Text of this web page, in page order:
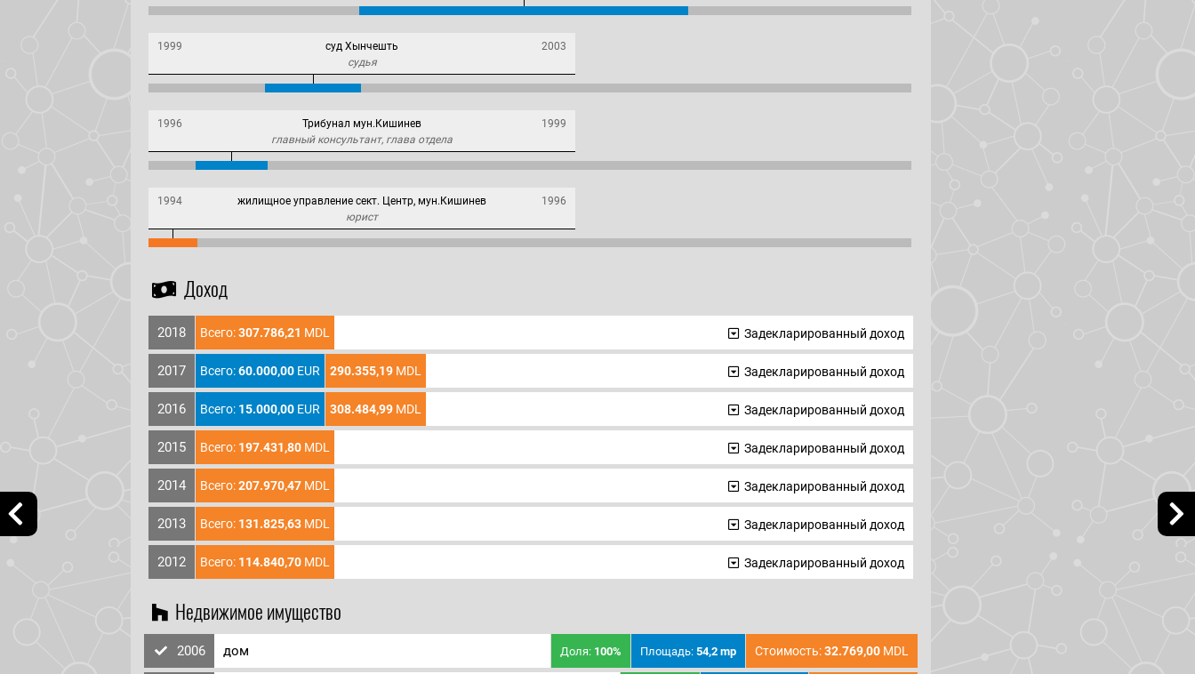
1999 суд Хынчешть
2003
судья
1996 Трибунал мун.Кишинев
1999
главный консультант, глава отдела
1994 жилищное управление сект. Центр, мун.Кишинев
1996
юрист
Доход
2018 Всего:307.786,21 MDL Задекларированный доход
2017 Всего:60.000,00 EUR 290.355,19 MDL Задекларированный доход
2016 Всего: 15.000,00 EUR 308.484,99 MDL Задекларированный доход
2015 Всего: 197.431,80 MDL Задекларированный доход
2014 Всего:207.970,47 MDL Задекларированный доход
2013 Всего: 131.825,63 MDL Задекларированный доход
2012 Всего: 114.840,70 MDL Задекларированный доход
Недвижимое имущество
2006 дом Стоимость:32.769,00 MDL
Площадь: 54,2 mp
Доля: 100%